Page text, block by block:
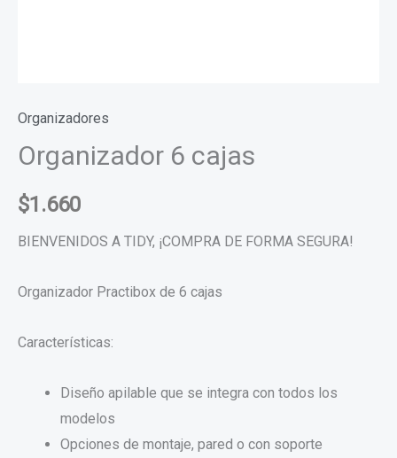
Organizadores
Organizador 6 cajas
$1.660
BIENVENIDOS A TIDY, ¡COMPRA DE FORMA SEGURA!
Organizador Practibox de 6 cajas
Características:
Diseño apilable que se integra con todos los
modelos
Opciones de montaje, pared o con soporte